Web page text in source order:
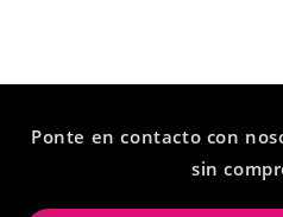
Ponte en contacto con
sin